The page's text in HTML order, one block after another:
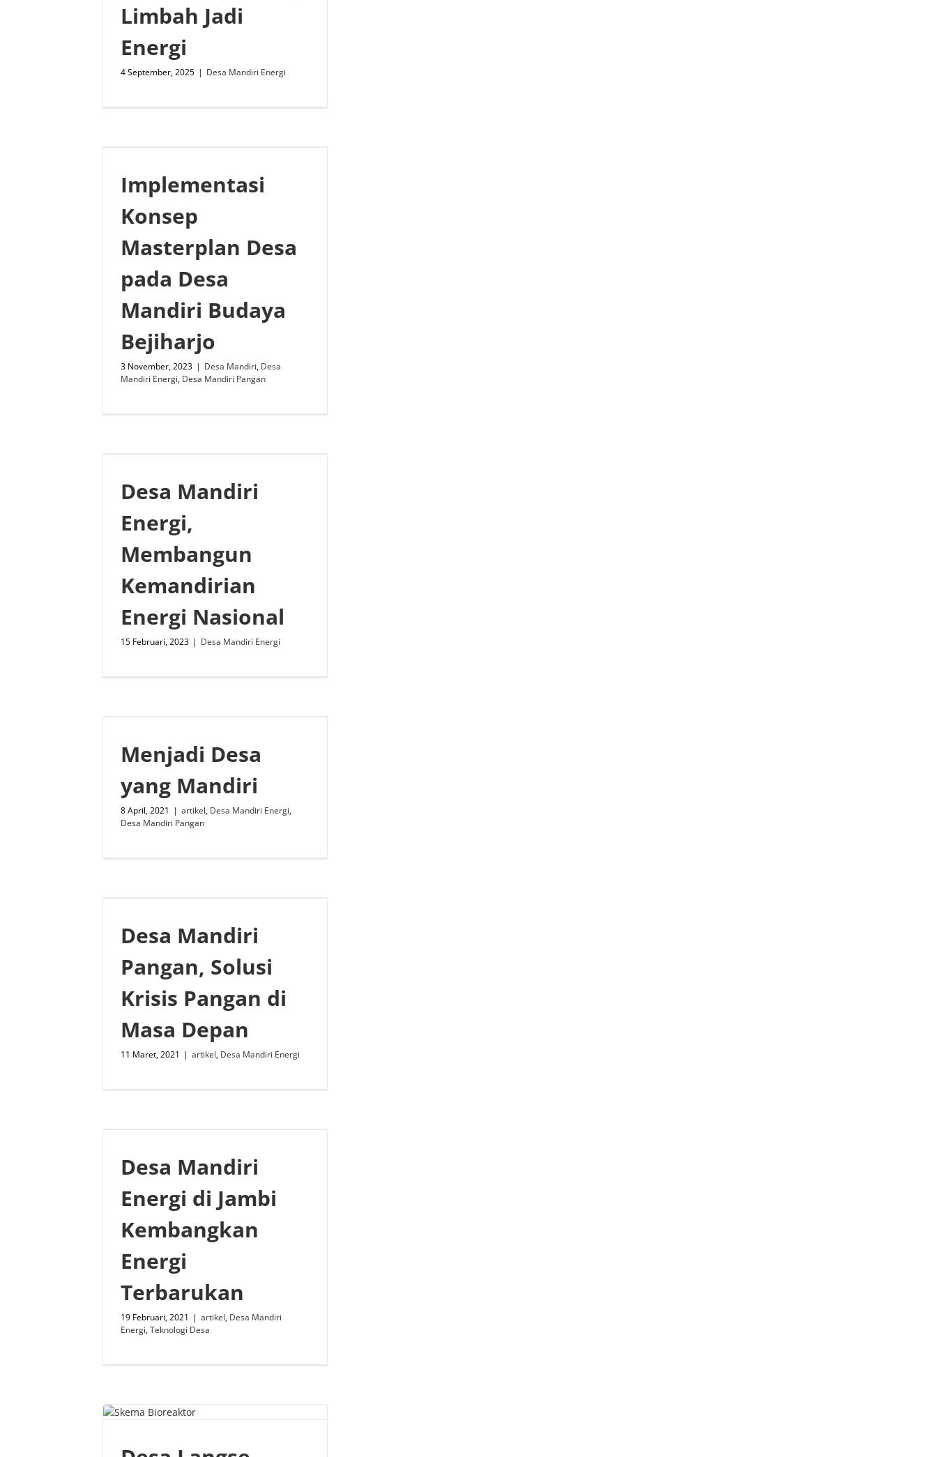
Limbah Jadi
Energi
4 September, 2025 | Desa Mandiri Energi
Implementasi
Konsep
Masterplan Desa
pada Desa
Mandiri Budaya
Bejiharjo
3 November, 2023 | Desa Mandiri, Desa
Mandiri Energi, Desa Mandiri Pangan
Desa Mandiri
Energi,
Membangun
Kemandirian
Energi Nasional
15 Februari, 2023 | Desa Mandiri Energi
Menjadi Desa
yang Mandiri
8 April, 2021 | artikel, Desa Mandiri Energi,
Desa Mandiri Pangan
Desa Mandiri
Pangan, Solusi
Krisis Pangan di
Masa Depan
11 Maret, 2021 | artikel, Desa Mandiri Energi
Desa Mandiri
Energi di Jambi
Kembangkan
Energi
Terbarukan
19 Februari, 2021 | artikel, Desa Mandiri
Energi,Teknologi Desa